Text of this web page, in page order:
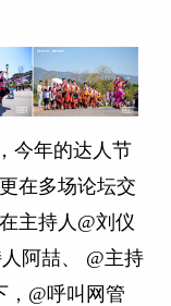
今年的达人节
在多场论坛交
主持人@刘仪
阿喆、 @主持
，@呼叫网管